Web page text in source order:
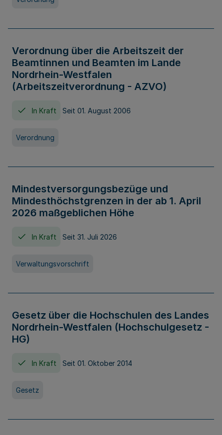
Verordnung über die Arbeitszeit der
Beamtinnen und Beamten im Lande
Nordrhein-Westfalen
(Arbeitszeitverordnung - AZVO)
In Kraft Seit 01. August 2006
Verordnung
Mindestversorgungsbezüge und
Mindesthöchstgrenzen in der ab 1. April
2026 maßgeblichen Höhe
In Kraft Seit 31. Juli 2026
Verwaltungsvorschrift
Gesetz über die Hochschulen des Landes
Nordrhein-Westfalen (Hochschulgesetz -
HG)
In Kraft Seit 01. Oktober 2014
Gesetz